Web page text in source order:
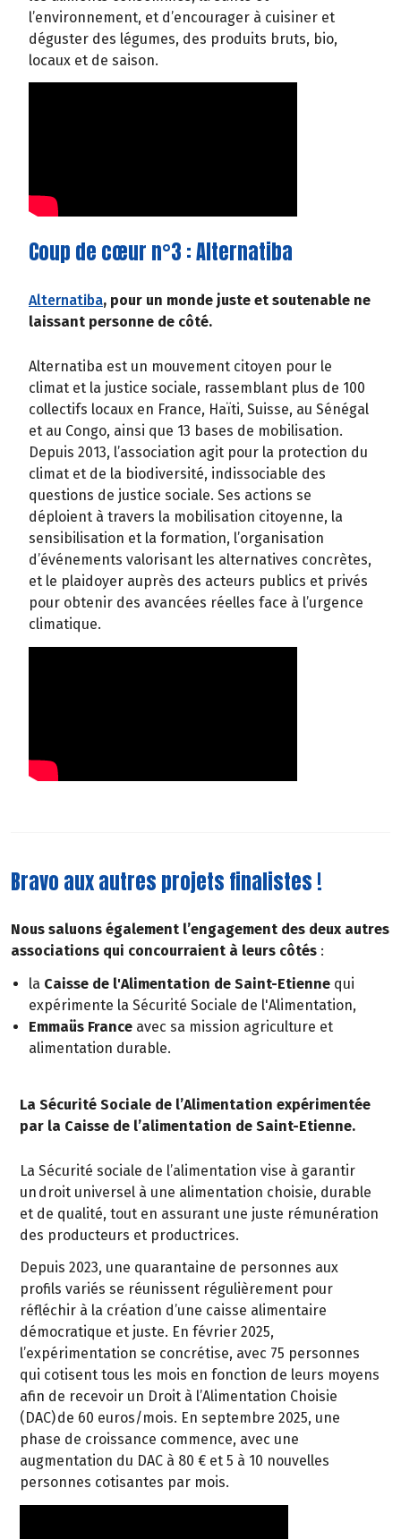
l’environnement, et d’encourager à cuisiner et
déguster des légumes, des produits bruts, bio,
locaux et de saison.
Coup de cœur n°3 : Alternatiba
Alternatiba, pour un monde juste et soutenable ne
laissant personne de côté.
Alternatiba est un mouvement citoyen pour le
climat et la justice sociale, rassemblant plus de 100
collectifs locaux en France, Haïti, Suisse, au Sénégal
et au Congo, ainsi que 13 bases de mobilisation.
Depuis 2013, l’association agit pour la protection du
climat et de la biodiversité, indissociable des
questions de justice sociale. Ses actions se
déploient à travers la mobilisation citoyenne, la
sensibilisation et la formation, l’organisation
d’événements valorisant les alternatives concrètes,
et le plaidoyer auprès des acteurs publics et privés
pour obtenir des avancées réelles face à l’urgence
climatique.
Bravo aux autres projets finalistes !
Nous saluons également l’engagement des deux autres
associations qui concourraient à leurs côtés :
la Caisse de l'Alimentation de Saint-Etienne qui
expérimente la Sécurité Sociale de l'Alimentation,
Emmaüs France avec sa mission agriculture et
alimentation durable.
La Sécurité Sociale de l’Alimentation expérimentée
par la Caisse de l’alimentation de Saint-Etienne.
La Sécurité sociale de l’alimentation vise à garantir
un droit universel à une alimentation choisie, durable
et de qualité, tout en assurant une juste rémunération
des producteurs et productrices.
Depuis 2023, une quarantaine de personnes aux
profils variés se réunissent régulièrement pour
réfléchir à la création d’une caisse alimentaire
démocratique et juste. En février 2025,
l’expérimentation se concrétise, avec 75 personnes
qui cotisent tous les mois en fonction de leurs moyens
afin de recevoir un Droit à l’Alimentation Choisie
(DAC) de 60 euros/mois. En septembre 2025, une
phase de croissance commence, avec une
augmentation du DAC à 80 € et 5 à 10 nouvelles
personnes cotisantes par mois.